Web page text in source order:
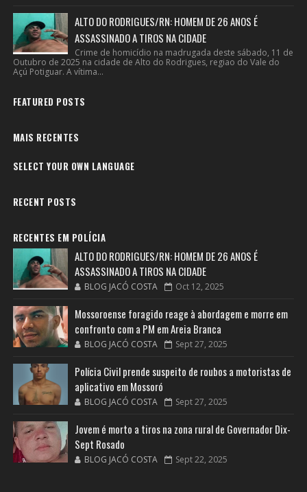
ALTO DO RODRIGUES/RN: HOMEM DE 26 ANOS É
ASSASSINADO A TIROS NA CIDADE
Crime de homicídio na madrugada deste sábado, 11 de
Outubro de 2025 na cidade de Alto do Rodrigues, regiao do Vale do
Açú Potiguar. A vítima...
FEATURED POSTS
MAIS RECENTES
SELECT YOUR OWN LANGUAGE
RECENT POSTS
RECENTES EM POLÍCIA
ALTO DO RODRIGUES/RN: HOMEM DE 26 ANOS É
ASSASSINADO A TIROS NA CIDADE
BLOG JACÓ COSTA Oct 12, 2025
Mossoroense foragido reage à abordagem e morre em
confronto com a PM em Areia Branca
BLOG JACÓ COSTA Sept 27, 2025
Polícia Civil prende suspeito de roubos a motoristas de
aplicativo em Mossoró
BLOG JACÓ COSTA Sept 27, 2025
Jovem é morto a tiros na zona rural de Governador Dix-
Sept Rosado
BLOG JACÓ COSTA Sept 22, 2025